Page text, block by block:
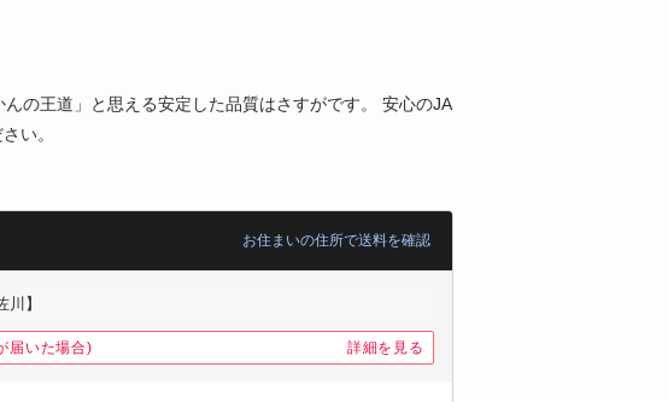
の王道」と思える安定した品質はさすがです。 安心のJA
い。
お住まいの住所で送料を確認
】
届いた場合) 詳細を見る